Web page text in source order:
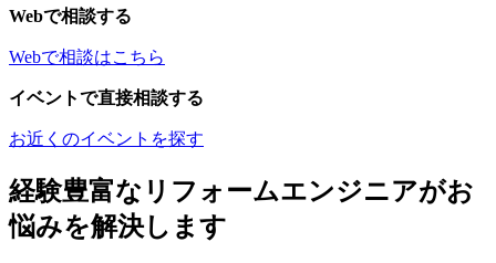
Webで相談する
Webで相談はこちら
イベントで直接相談する
お近くのイベントを探す
経験豊富なリフォームエンジニアがお
悩みを解決します